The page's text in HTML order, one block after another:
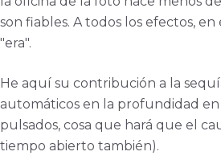
son fiables. A todos los efectos, en
"era".
He aquí su contribución a la
automáticos en la profundidad
pulsados, cosa que hará que el
tiempo abierto también).